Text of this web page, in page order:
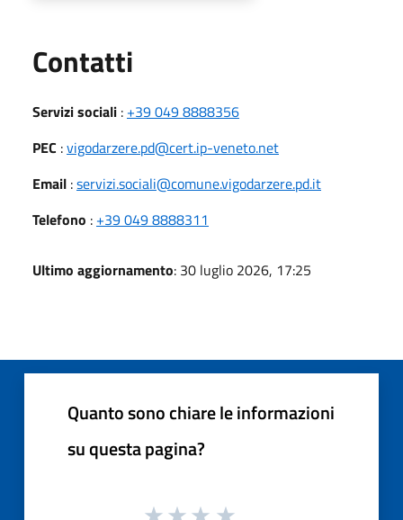
Contatti
Servizi sociali : +39 049 8888356
PEC :vigodarzere.pd@cert.ip-veneto.net
Email :servizi.sociali@comune.vigodarzere.pd.it
Telefono : +39 049 8888311
Ultimo aggiornamento: 30 luglio 2026, 17:25
Quanto sono chiare le informazioni
su questa pagina?